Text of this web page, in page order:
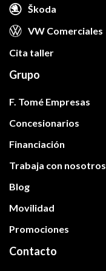
Škoda
VW Comerciales
Cita taller
Grupo
F. Tomé Empresas
Concesionarios
Financiación
Trabaja con nosotros
Blog
Movilidad
Promociones
Contacto